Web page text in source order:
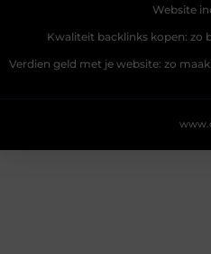
Website
Kwaliteit backlinks kopen: zo
Verdien geld met je website: zo